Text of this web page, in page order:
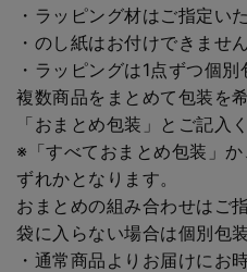
・ラッピング材はご指定い
・のし紙はお付けできません
・ラッピングは1点ずつ個別
複数商品をまとめて包装を
「おまとめ包装」とご記入
※「すべておまとめ包装」
ずれかとなります。
おまとめの組み合わせはご
袋に入らない場合は個別包
・通常商品よりお届けにお